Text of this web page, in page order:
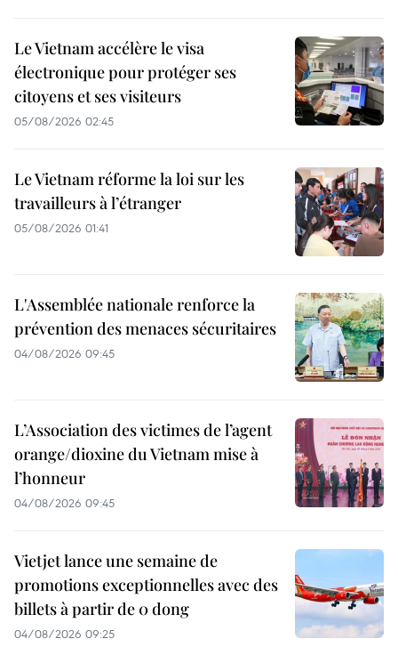
Le Vietnam accélère le visa
électronique pour protéger ses
citoyens et ses visiteurs
05/08/2026 02:45
Le Vietnam réforme la loi sur les
travailleurs à l’étranger
05/08/2026 01:41
L'Assemblée nationale renforce la
prévention des menaces sécuritaires
04/08/2026 09:45
L’Association des victimes de l’agent
orange/dioxine du Vietnam mise à
l’honneur
04/08/2026 09:45
Vietjet lance une semaine de
promotions exceptionnelles avec des
billets à partir de 0 dong
04/08/2026 09:25